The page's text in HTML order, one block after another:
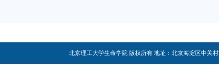
北京理工大学生命学院 版权所有 地址：北京海淀区中关